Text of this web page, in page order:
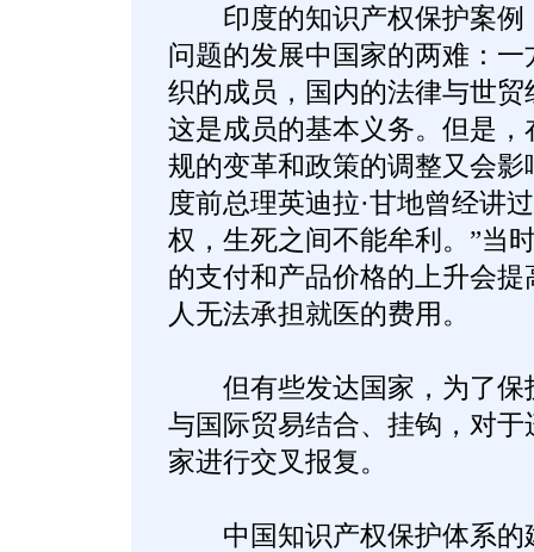
印度的知识产权保护案例
问题的发展中国家的两难：
织的成员，国内的法律与世
这是成员的基本义务。但是
规的变革和政策的调整又会
度前总理英迪拉·甘地曾经讲
权，生死之间不能牟利。”当
的支付和产品价格的上升会
人无法承担就医的费用。
但有些发达国家，为了保
与国际贸易结合、挂钩，对
家进行交叉报复。
中国知识产权保护体系的